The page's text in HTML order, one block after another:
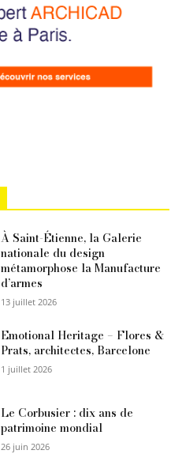
À Saint-Étienne, la Galerie
nationale du design
métamorphose la Manufacture
d’armes
13 juillet 2026
Emotional Heritage – Flores &
Prats, architectes, Barcelone
1 juillet 2026
Le Corbusier : dix ans de
patrimoine mondial
26 juin 2026